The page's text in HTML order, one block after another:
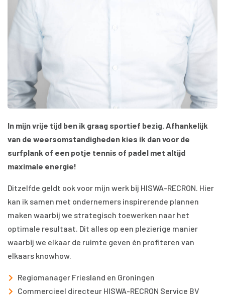
In mijn vrije tijd ben ik graag sportief bezig. Afhankelijk
van de weersomstandigheden kies ik dan voor de
surfplank of een potje tennis of padel met altijd
maximale energie!
Ditzelfde geldt ook voor mijn werk bij HISWA-RECRON. Hier
kan ik samen met ondernemers inspirerende plannen
maken waarbij we strategisch toewerken naar het
optimale resultaat. Dit alles op een plezierige manier
waarbij we elkaar de ruimte geven én profiteren van
elkaars knowhow.
Regiomanager Friesland en Groningen
Commercieel directeur HISWA-RECRON Service BV